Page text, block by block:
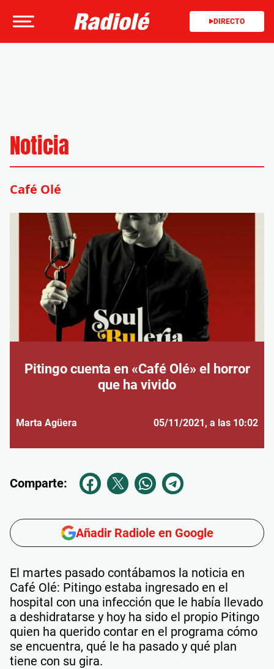
DIRECTO
Noticia
Café Olé
Pitingo cuenta en «Café Olé» el horror
que ha vivido
Marta Agüera 05/11/2021, a las 10:02
Comparte:
Añadir Radiole en Google
El martes pasado contábamos la noticia en
Café Olé: Pitingo estaba ingresado en el
hospital con una infección que le había llevado
a deshidratarse y hoy ha sido el propio Pitingo
quien ha querido contar en el programa cómo
se encuentra, qué le ha pasado y qué plan
tiene con su gira.